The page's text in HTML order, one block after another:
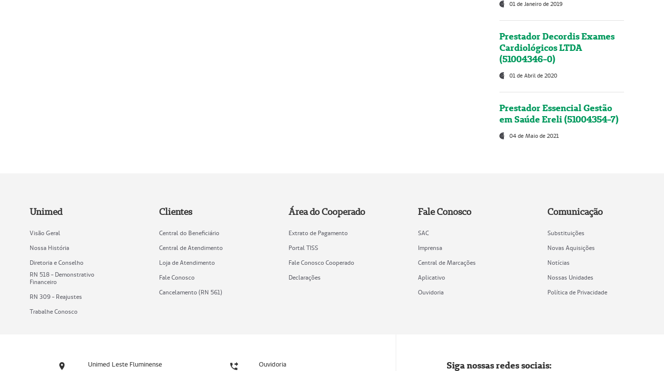
01 de Janeiro de 2019
Prestador Decordis Exames
Cardiológicos LTDA
(51004346-0)
01 de Abril de 2020
Prestador Essencial Gestão
em Saúde Ereli (51004354-7)
04 de Maio de 2021
Unimed
Visão Geral
Nossa História
Diretoria e Conselho
RN 518 - Demonstrativo
Financeiro
RN 309 - Reajustes
Trabalhe Conosco
Clientes
Central do Beneficiário
Central de Atendimento
Loja de Atendimento
Fale Conosco
Cancelamento (RN 561)
Área do Cooperado
Extrato de Pagamento
Portal TISS
Fale Conosco Cooperado
Declarações
Fale Conosco
SAC
Imprensa
Central de Marcações
Aplicativo
Ouvidoria
Comunicação
Substituições
Novas Aquisições
Notícias
Nossas Unidades
Política de Privacidade
Unimed Leste Fluminense Ouvidoria Siga nossas redes sociais: